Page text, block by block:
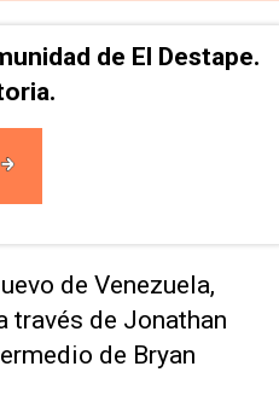
de El Destape.
de Venezuela,
través de Jonathan
de Bryan